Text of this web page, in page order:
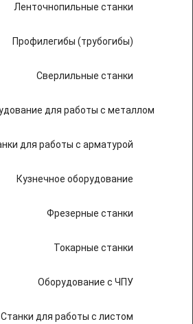
Ленточнопильные станки
Профилегибы (трубогибы)
Сверлильные станки
для работы с металлом
для работы с арматурой
Кузнечное оборудование
Фрезерные станки
Токарные станки
Оборудование с ЧПУ
Станки для работы с листом